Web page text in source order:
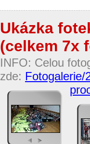
Ukázka
(celkem 7x
INFO: Celou
zde: Fotogalerie/